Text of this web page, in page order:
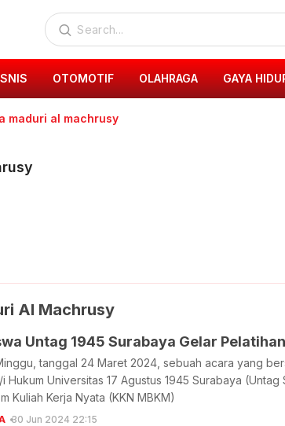
OTOMOTIF OLAHRAGA GAYA
maduri al machrusy
Al Machrusy
Untag 1945 Surabaya Gelar
tanggal 24 Maret 2024, sebuah acara yang
i Hukum Universitas 17 Agustus 1945 Surabaya
Kuliah Kerja Nyata (KKN MBKM)
30 Jun 2024 22:15